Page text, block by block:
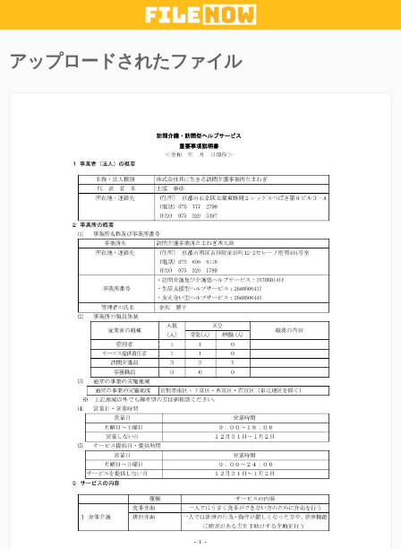
アップロードされたファイル